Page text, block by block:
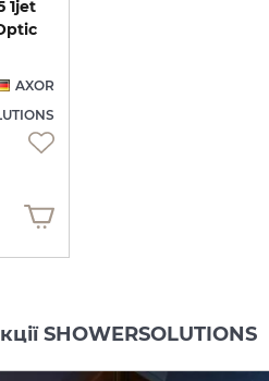
1jet
AXOR
SHOWERSOLUTIONS